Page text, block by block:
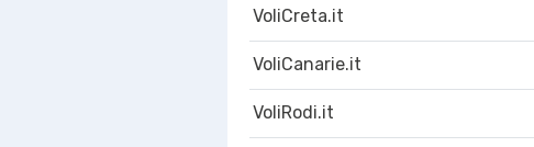
VoliCreta.it
VoliCanarie.it
VoliRodi.it